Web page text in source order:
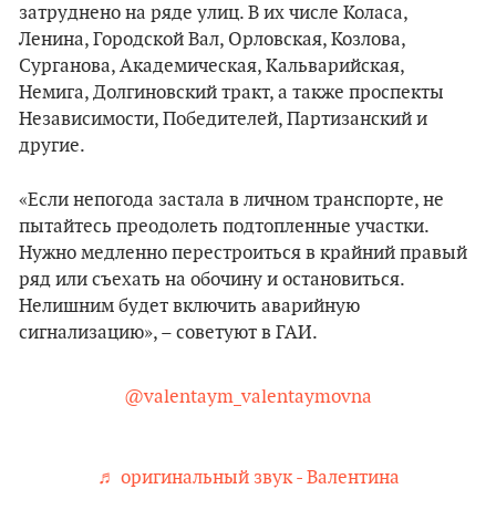
затруднено на ряде улиц. В их числе Коласа,
Ленина, Городской Вал, Орловская, Козлова,
Сурганова, Академическая, Кальварийская,
Немига, Долгиновский тракт, а также проспекты
Независимости, Победителей, Партизанский и
другие.
«Если непогода застала в личном транспорте, не
пытайтесь преодолеть подтопленные участки.
Нужно медленно перестроиться в крайний правый
ряд или съехать на обочину и остановиться.
Нелишним будет включить аварийную
сигнализацию», – советуют в ГАИ.
@valentaym_valentaymovna
♬ оригинальный звук - Валентина